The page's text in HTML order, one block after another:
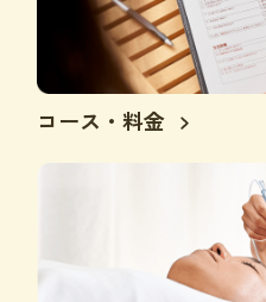
コース・料金